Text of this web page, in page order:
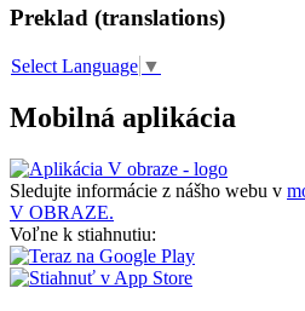
Preklad (translations)
Select Language ▼
Mobilná aplikácia
Sledujte informácie z nášho webu v
V OBRAZE.
Voľne k stiahnutiu: